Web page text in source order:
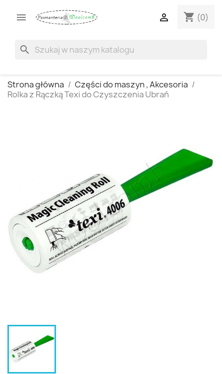
 shopping_cart (0)

search
Strona główna
Części do maszyn , Akcesoria
Rolka z Rączką Texi do Czyszczenia Ubrań